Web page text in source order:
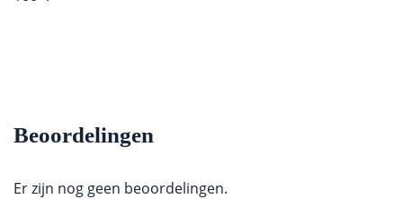
Beoordelingen
Er zijn nog geen beoordelingen.